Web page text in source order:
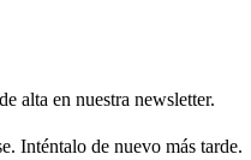
alta en nuestra newsletter.
Inténtalo de nuevo más tarde.